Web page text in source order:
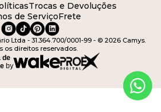
Trocas e Devoluções
de ServiçoFrete
Ltda - 31.364.700/0001-99 - © 2026 Camys.
os direitos reservados.
de
by